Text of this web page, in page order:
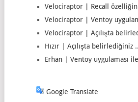
Velociraptor | Recall
Velociraptor | Ventoy
Velociraptor | Açılışta
Hızır | Açılışta belirlediğiniz
Erhan | Ventoy uygulaması
Google Translate